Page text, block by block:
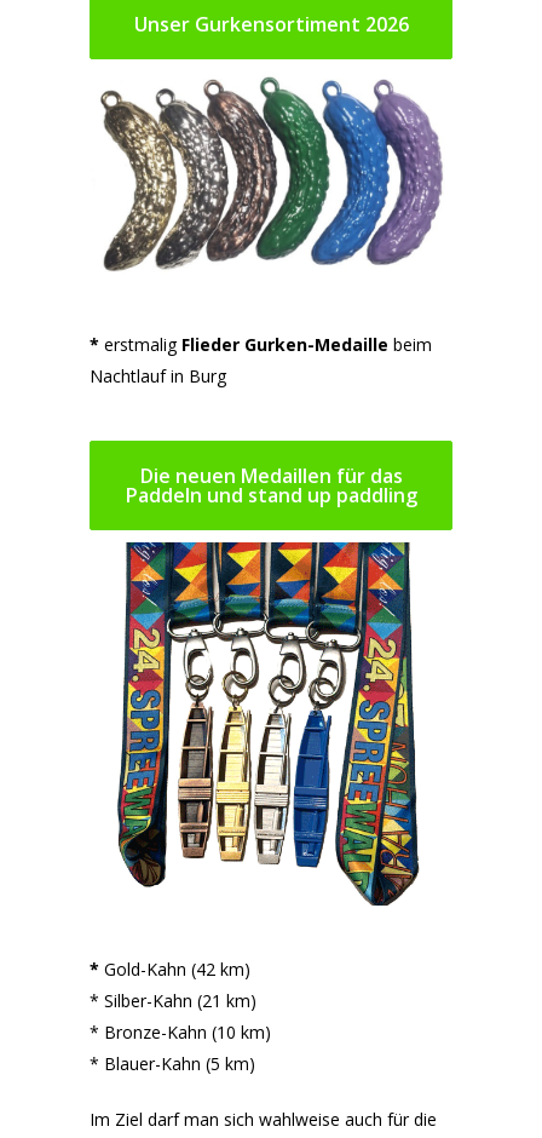
Unser Gurkensortiment 2026
* erstmalig Flieder Gurken-Medaille beim
Nachtlauf in Burg
Die neuen Medaillen für das
Paddeln und stand up paddling
* Gold-Kahn (42 km)
* Silber-Kahn (21 km)
* Bronze-Kahn (10 km)
* Blauer-Kahn (5 km)
Im Ziel darf man sich wahlweise auch für die